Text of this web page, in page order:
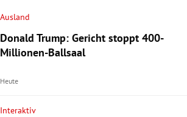
Ausland
Donald Trump: Gericht stoppt 400-
Millionen-Ballsaal
Heute
Interaktiv